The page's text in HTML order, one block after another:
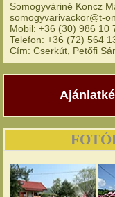
Somogyváriné Koncz
somogyvarivackor@t-
Mobil: +36 (30) 986 10
Telefon: +36 (72) 564
Cím: Cserkút, Petőfi